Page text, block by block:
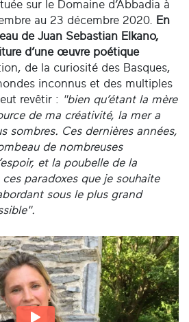
sur le Domaine d’Abbadia à
au 23 décembre 2020.
En
de Juan Sebastian Elkano,
d’une œuvre poétique
de la curiosité des Basques,
inconnus et des multiples
revêtir : "bien qu’étant la mère
de ma créativité, la mer a
sombres. Ces dernières années,
de nombreuses
et la poubelle de la
paradoxes que je souhaite
sous le plus grand